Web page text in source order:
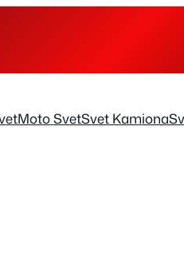
Moto SvetSvet Kamiona